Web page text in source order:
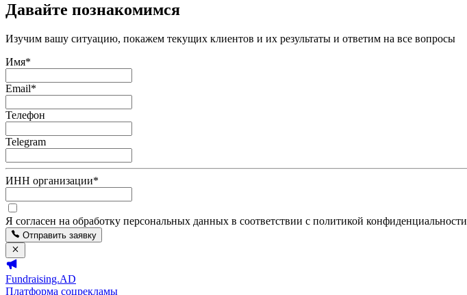
Давайте познакомимся
Изучим вашу ситуацию, покажем текущих клиентов и их результаты и ответим на все вопросы
Имя*
Email*
Телефон
Telegram
ИНН организации*
Я согласен на обработку персональных данных в соответствии с политикой конфиденциальности
Отправить заявку
Fundraising.AD
Платформа соцрекламы